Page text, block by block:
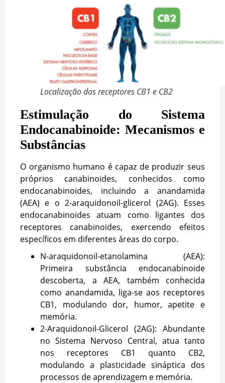
Localização dos receptores CB1 e CB2
Estimulação do Sistema
Endocanabinoide: Mecanismos e
Substâncias
O organismo humano é capaz de produzir seus
próprios canabinoides, conhecidos como
endocanabinoides, incluindo a anandamida
(AEA) e o 2-araquidonoil-glicerol (2AG). Esses
endocanabinoides atuam como ligantes dos
receptores canabinoides, exercendo efeitos
específicos em diferentes áreas do corpo.
N-araquidonoil-etanolamina (AEA):
Primeira substância endocanabinoide
descoberta, a AEA, também conhecida
como anandamida, liga-se aos receptores
CB1, modulando dor, humor, apetite e
memória.
2-Araquidonoil-Glicerol (2AG): Abundante
no Sistema Nervoso Central, atua tanto
nos receptores CB1 quanto CB2,
modulando a plasticidade sináptica dos
processos de aprendizagem e memória.